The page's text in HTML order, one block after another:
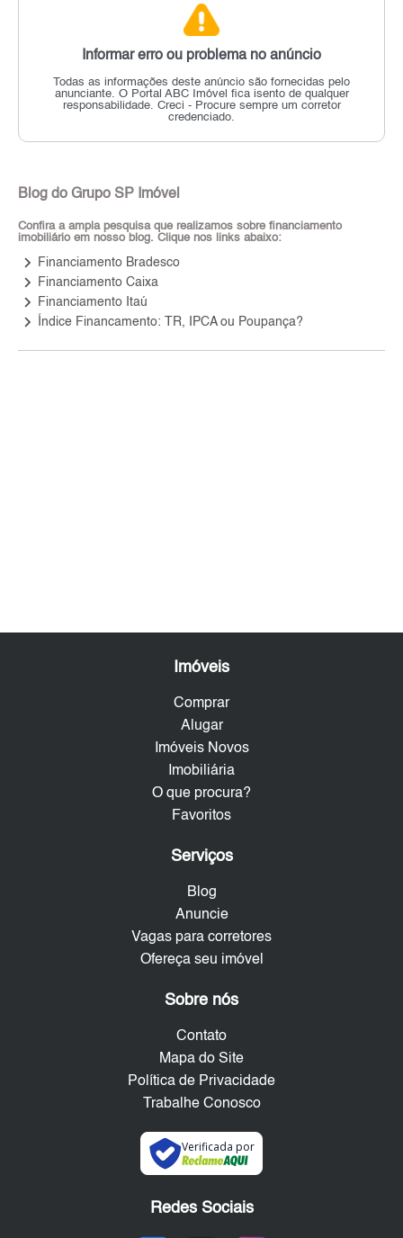
Informar erro ou problema no anúncio
Todas as informações deste anúncio são fornecidas pelo
anunciante. O Portal ABC Imóvel fica isento de qualquer
responsabilidade. Creci - Procure sempre um corretor
credenciado.
Blog do Grupo SP Imóvel
Confira a ampla pesquisa que realizamos sobre financiamento
imobiliário em nosso blog. Clique nos links abaixo:
keyboard_arrow_right Financiamento Bradesco
keyboard_arrow_right Financiamento Caixa
keyboard_arrow_right Financiamento Itaú
keyboard_arrow_right Índice Financamento: TR, IPCA ou Poupança?
Imóveis
Comprar
Alugar
Imóveis Novos
Imobiliária
O que procura?
Favoritos
Serviços
Blog
Anuncie
Vagas para corretores
Ofereça seu imóvel
Sobre nós
Contato
Mapa do Site
Política de Privacidade
Trabalhe Conosco
Verificada por
Redes Sociais